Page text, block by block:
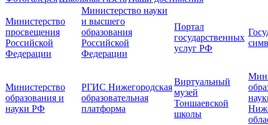
Министерство
просвещения
Российской
Федерации
Министерство науки
и высшего
образования
Российской
Федерации
Портал
государственных
услуг РФ
Министерство
образования и
науки РФ
РГИС Нижегородская
образовательная
платформа
Виртуальный
музей
Тоншаевской
школы